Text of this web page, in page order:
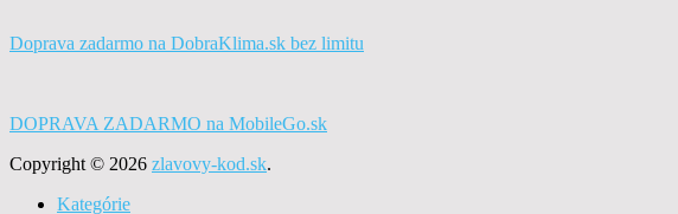
Doprava zadarmo na DobraKlima.sk bez limitu
DOPRAVA ZADARMO na MobileGo.sk
Copyright © 2026 zlavovy-kod.sk.
Kategórie